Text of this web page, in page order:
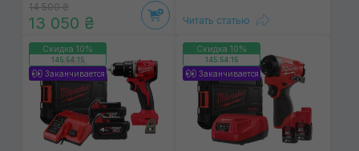
14 500 ₴
13 050 ₴ Читать статью
Скидка 10%
145:54:14
Заканчивается
Скидка 10%
145:54:14
Заканчивается